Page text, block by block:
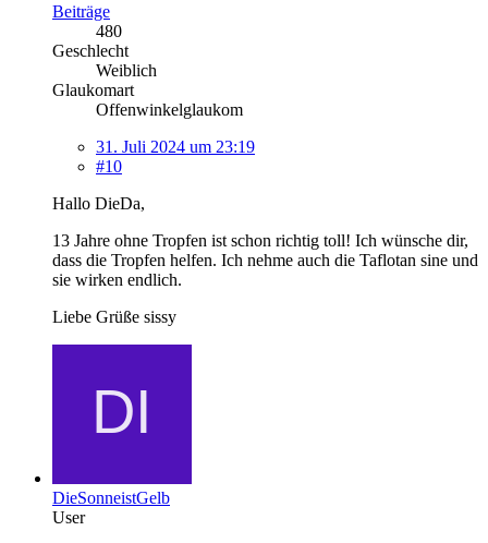
Beiträge
480
Geschlecht
Weiblich
Glaukomart
Offenwinkelglaukom
31. Juli 2024 um 23:19
#10
Hallo DieDa,
13 Jahre ohne Tropfen ist schon richtig toll! Ich wünsche dir,
dass die Tropfen helfen. Ich nehme auch die Taflotan sine und
sie wirken endlich.
Liebe Grüße sissy
DieSonneistGelb
User